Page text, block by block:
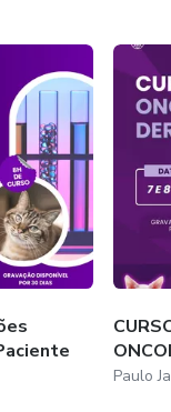
Paulo